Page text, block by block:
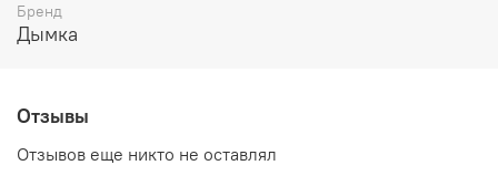
Бренд
Дымка
Отзывы
Отзывов еще никто не оставлял